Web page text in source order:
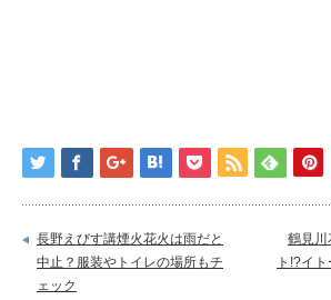
長野えびす講煙火花火は雨だと
中止？服装やトイレの場所もチ
ェック
鶴見川
ト!?イ